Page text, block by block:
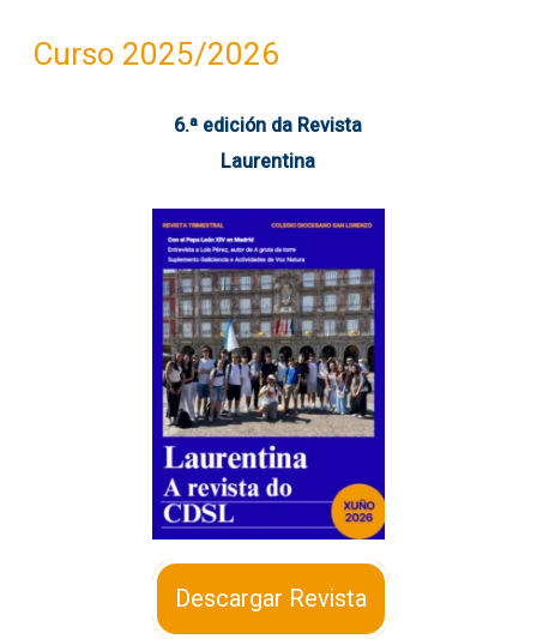
Curso 2025/2026
6.ª edición da Revista
Laurentina
Descargar Revista